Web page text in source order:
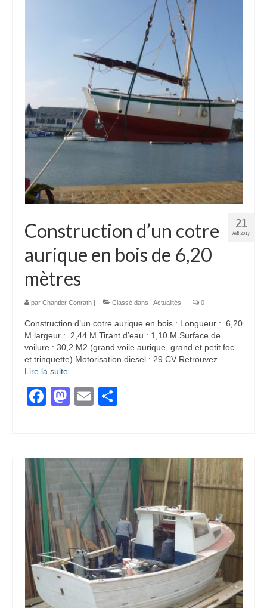
21
AVR 2017
Construction d’un cotre
aurique en bois de 6,20
mètres
par Chantier Conrath | Classé dans : Actualités | 0
Construction d’un cotre aurique en bois : Longueur : 6,20
M largeur : 2,44 M Tirant d’eau : 1,10 M Surface de
voilure : 30,2 M2 (grand voile aurique, grand et petit foc
et trinquette) Motorisation diesel : 29 CV Retrouvez …
Lire la suite­­
Facebook
Mastodon
Email